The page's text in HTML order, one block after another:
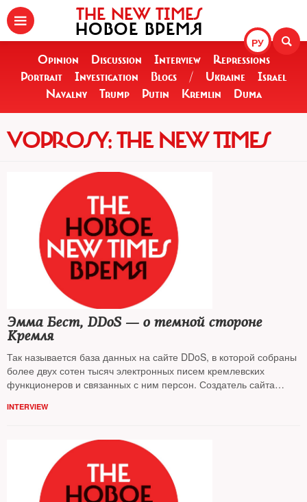
РУ
THE NEW TIMES
НОВОЕ ВРЕМЯ
Opinion Discussion Interview
Repressions
Portrait
Investigation Blogs / Ukraine
Israel
Navalny
Trump Putin Kremlin Duma
VOPROSY: THE NEW TIMES
Эмма Бест, DDoS — о темной стороне
Кремля
Так называется база данных на сайте DDoS, в которой собраны
более двух сотен тысяч электронных писем кремлевских
функционеров и связанных с ним персон. Создатель сайта
Эмма Бест дала интервью
INTERVIEW